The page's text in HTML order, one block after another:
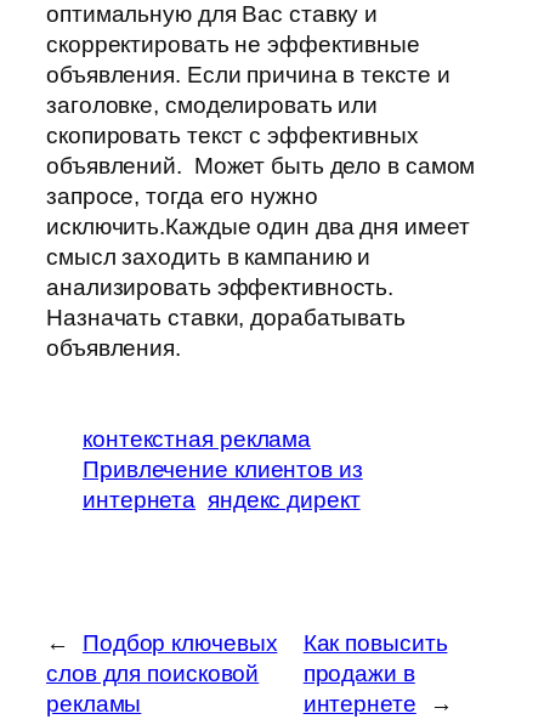
оптимальную для Вас ставку и
скорректировать не эффективные
объявления. Если причина в тексте и
заголовке, смоделировать или
скопировать текст с эффективных
объявлений. Может быть дело в самом
запросе, тогда его нужно
исключить.Каждые один два дня имеет
смысл заходить в кампанию и
анализировать эффективность.
Назначать ставки, дорабатывать
объявления.
контекстная реклама
Привлечение клиентов из
интернета яндекс директ
←
Подбор ключевых
слов для поисковой
рекламы
Как повысить
продажи в
интернете
→